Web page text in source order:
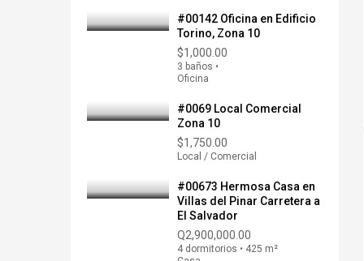
#00142 Oficina en Edificio
Torino, Zona 10
$1,000.00
3 baños •
Oficina
#0069 Local Comercial
Zona 10
$1,750.00
Local / Comercial
#00673 Hermosa Casa en
Villas del Pinar Carretera a
El Salvador
Q2,900,000.00
4 dormitorios • 425 m²